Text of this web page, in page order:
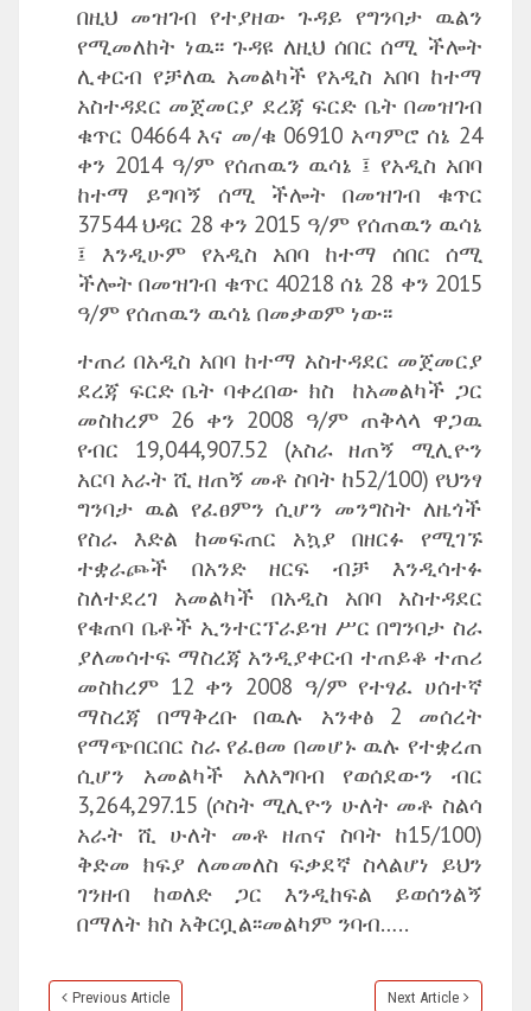
በዚህ መዝገብ የተያዘው ጉዳይ የግንባታ ዉልን
የሚመለከት ነዉ፡፡ ጉዳዩ ለዚህ ሰበር ሰሚ ችሎት
ሊቀርብ የቻለዉ አመልካች የአዲስ አበባ ከተማ
አስተዳደር መጀመርያ ደረጃ ፍርድ ቤት በመዝገብ
ቁጥር 04664 እና መ/ቁ 06910 አጣምሮ ሰኔ 24
ቀን 2014 ዓ/ም የሰጠዉን ዉሳኔ ፤ የአዲስ አበባ
ከተማ ይግባኝ ሰሚ ችሎት በመዝገብ ቁጥር
37544 ህዳር 28 ቀን 2015 ዓ/ም የሰጠዉን ዉሳኔ
፤ እንዲሁም የአዲስ አበባ ከተማ ሰበር ሰሚ
ችሎት በመዝገብ ቁጥር 40218 ሰኔ 28 ቀን 2015
ዓ/ም የሰጠዉን ዉሳኔ በመቃወም ነው፡፡
ተጠሪ በአዲስ አበባ ከተማ አስተዳደር መጀመርያ
ደረጃ ፍርድ ቤት ባቀረበው ክስ ከአመልካች ጋር
መስከረም 26 ቀን 2008 ዓ/ም ጠቅላላ ዋጋዉ
የብር 19,044,907.52 (አስራ ዘጠኝ ሚሊዮን
አርባ አራት ሺ ዘጠኝ መቶ ስባት ከ52/100) የህንፃ
ግንባታ ዉል የፈፀምን ሲሆን መንግስት ለዜጎች
የስራ እድል ከመፍጠር አኳያ በዘርፉ የሚገኙ
ተቋራጮች በአንድ ዘርፍ ብቻ እንዲሳተፉ
ስለተደረገ አመልካች በአዲስ አበባ አስተዳደር
የቁጠባ ቤቶች ኢንተርፕራይዝ ሥር በግንባታ ስራ
ያለመሳተፍ ማስረጃ አንዲያቀርብ ተጠይቆ ተጠሪ
መስከረም 12 ቀን 2008 ዓ/ም የተፃፈ ሀሰተኛ
ማስረጃ በማቅረቡ በዉሉ አንቀፅ 2 መሰረት
የማጭበርበር ስራ የፈፀመ በመሆኑ ዉሉ የተቋረጠ
ሲሆን አመልካች አለአግባብ የወሰደውን ብር
3,264,297.15 (ሶስት ሚሊዮን ሁለት መቶ ስልሳ
አራት ሺ ሁለት መቶ ዘጠና ስባት ከ15/100)
ቅድመ ክፍያ ለመመለስ ፍቃደኛ ስላልሆነ ይህን
ገንዘብ ከወለድ ጋር እንዲከፍል ይወሰንልኝ
በማለት ክስ አቅርቧል፡፡መልካም ንባብ…..
Previous Article Next Article